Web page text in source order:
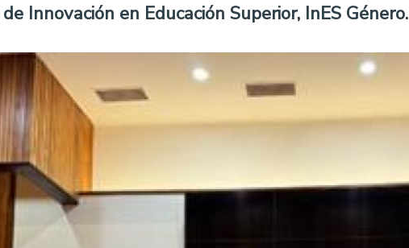
Innovación en Educación Superior, InES Género.